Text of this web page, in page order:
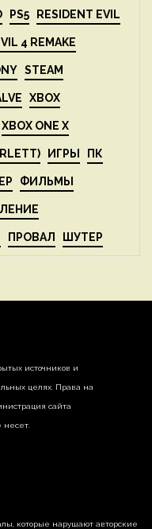
PS5 RESIDENT EVIL
4 REMAKE
STEAM
XBOX
XBOX ONE X
ИГРЫ ПК
ФИЛЬМЫ
ПРОВАЛ ШУТЕР
источников и
целях. Права на
сайта
несет.
которые нарушают авторские